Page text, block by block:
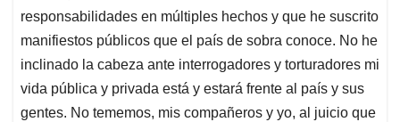
responsabilidades en múltiples hechos y que he suscrito
manifiestos públicos que el país de sobra conoce. No he
inclinado la cabeza ante interrogadores y torturadores mi
vida pública y privada está y estará frente al país y sus
gentes. No tememos, mis compañeros y yo, al juicio que